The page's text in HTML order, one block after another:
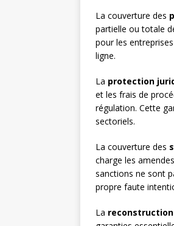
La couverture des
partielle ou totale
pour les
ligne.
La protection
et les frais de
régulation. Cette
sectoriels.
La couverture des
charge les
sanctions ne sont
propre faute
La